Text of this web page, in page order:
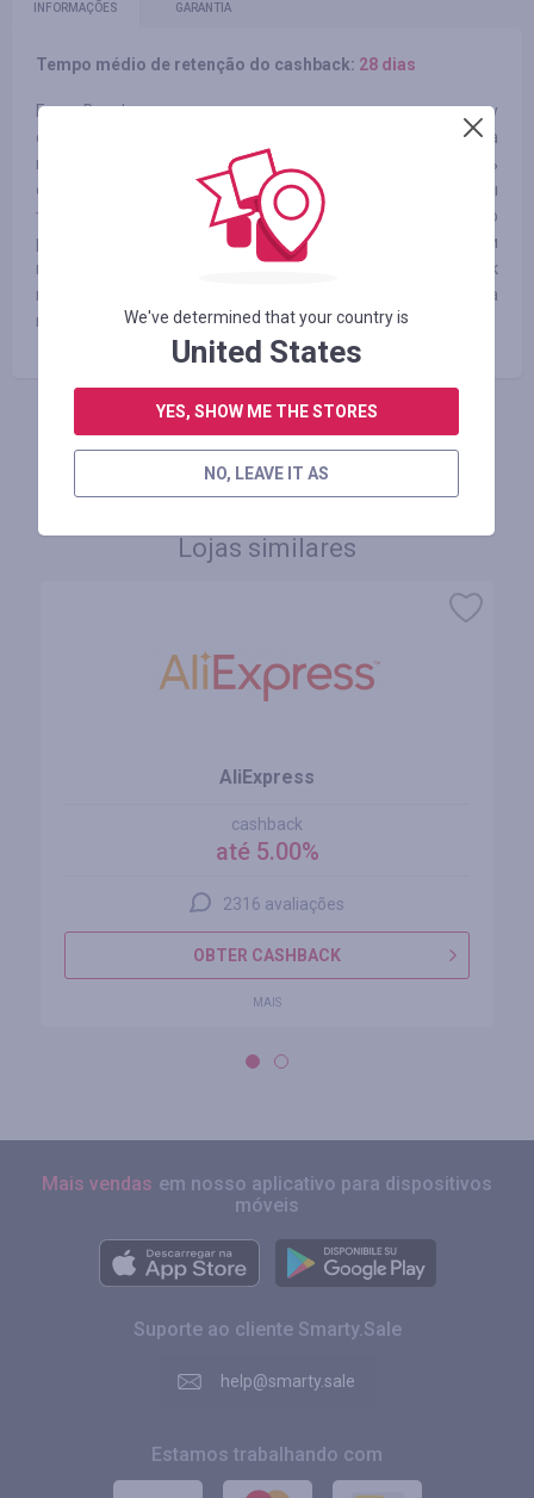
INFORMAÇÕES GARANTIA
Tempo médio de retenção do cashback: 28 dias
Если Вы фанат жевательных резинок, если ищите ту
самую жвачку из детства, если как-то пробовали за
границей прикольную жвачку и никак не можете забыть
ее вкус, или если Вы просто любите что-то новое – Вы
точно зашли по адресу! Здесь вы найдете жевательную
резинку на любой вкус, начиная от обычных фруктовых и
мятных, и заканчивая экзотическими вкусами, такими как
вкус зеленого чая, газировки, розы, праздничного пирога
или даже огурца, бекона и мяса.
FAÇA LOGIN PARA DEIXAR UM COMENTÁRIO
Lojas similares
AliExpress
cashback
até 5.00%
2316 avaliações
OBTER CASHBACK
MAIS
Mais vendas em nosso aplicativo para dispositivos
móveis
Suporte ao cliente Smarty.Sale
help@smarty.sale
Estamos trabalhando com
We've determined that your country is
United States
YES, SHOW ME THE STORES
NO, LEAVE IT AS